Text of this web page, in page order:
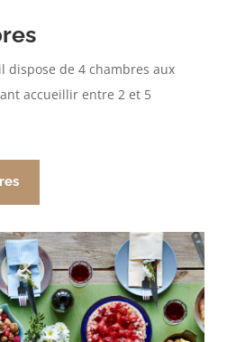
dispose de 4 chambres aux
accueillir entre 2 et 5